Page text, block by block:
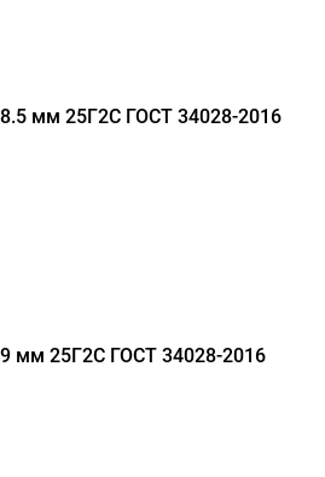
мм 25Г2С ГОСТ 34028-2016
мм 25Г2С ГОСТ 34028-2016